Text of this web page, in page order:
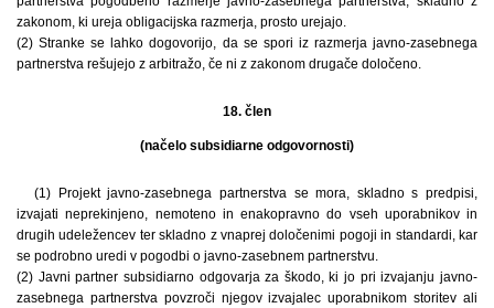
zakonom, ki ureja obligacijska razmerja, prosto urejajo.
(2) Stranke se lahko dogovorijo, da se spori iz razmerja javno-zasebnega
partnerstva rešujejo z arbitražo, če ni z zakonom drugače določeno.
18. člen
(načelo subsidiarne odgovornosti)
(1) Projekt javno-zasebnega partnerstva se mora, skladno s predpisi,
izvajati neprekinjeno, nemoteno in enakopravno do vseh uporabnikov in
drugih udeležencev ter skladno z vnaprej določenimi pogoji in standardi, kar
se podrobno uredi v pogodbi o javno-zasebnem partnerstvu.
(2) Javni partner subsidiarno odgovarja za škodo, ki jo pri izvajanju javno-
zasebnega partnerstva povzroči njegov izvajalec uporabnikom storitev ali